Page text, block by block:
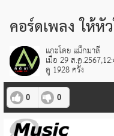
คอร์ดเพลง ให้หั
แกะโดย แม็กมาลี
เมื่อ 29 ส.ค
ดู 1928 ครั้ง
0 0